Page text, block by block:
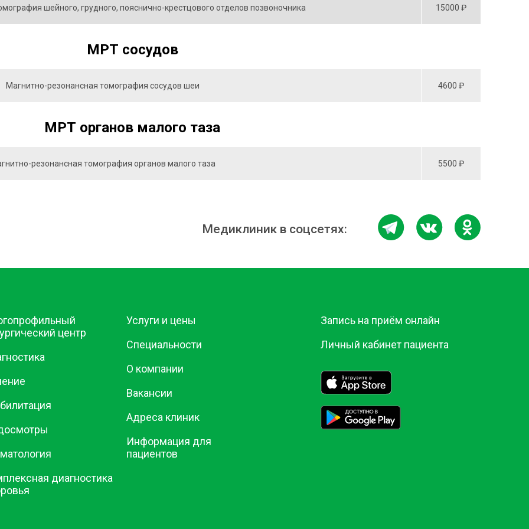
шейного, грудного, пояснично-крестцового отделов позвоночника 15000 ₽
МРТ сосудов
Магнитно-резонансная томография сосудов шеи 4600 ₽
МРТ органов малого таза
резонансная томография органов малого таза 5500 ₽
Медиклиник в соцсетях:
центр
диагностика
Услуги и цены
Специальности
О компании
Вакансии
Адреса клиник
Информация для
пациентов
Запись на приём онлайн
Личный кабинет пациента